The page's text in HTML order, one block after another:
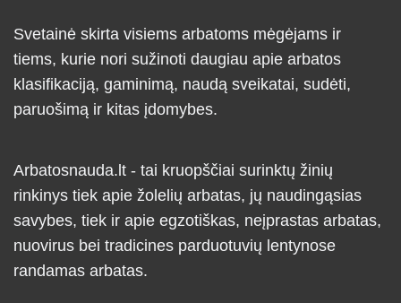
Svetainė skirta visiems arbatoms mėgėjams ir
tiems, kurie nori sužinoti daugiau apie arbatos
klasifikaciją, gaminimą, naudą sveikatai, sudėti,
paruošimą ir kitas įdomybes.
Arbatosnauda.lt - tai kruopščiai surinktų žinių
rinkinys tiek apie žolelių arbatas, jų naudingąsias
savybes, tiek ir apie egzotiškas, neįprastas arbatas,
nuovirus bei tradicines parduotuvių lentynose
randamas arbatas.